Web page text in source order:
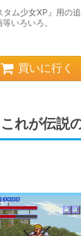
ム少女XP』用の
いろいろ。
買いに行く
れが伝説